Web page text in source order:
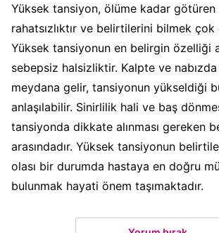
Yüksek tansiyon, ölüme kadar
rahatsızlıktır ve belirtilerini bilmek çok
Yüksek tansiyonun en belirgin özelliği
sebepsiz halsizliktir. Kalpte ve nabızda
meydana gelir, tansiyonun yükseldiği
anlaşılabilir. Sinirlilik hali ve baş
tansiyonda dikkate alınması gereken
arasındadır. Yüksek tansiyonun
olası bir durumda hastaya en doğru
bulunmak hayati önem taşımaktadır.